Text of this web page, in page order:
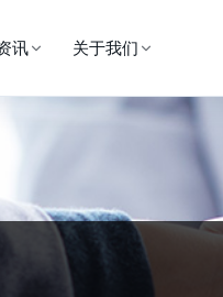
讯 关于我们